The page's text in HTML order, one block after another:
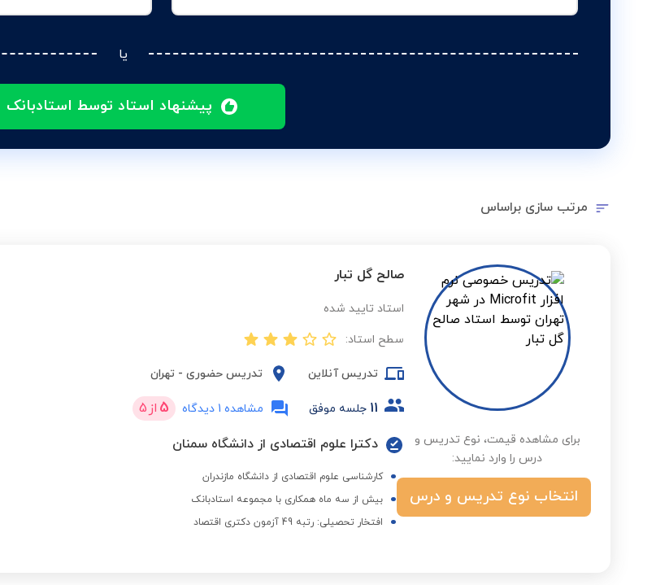
یا
پیشنهاد استاد توسط استادبانک
مرتب سازی براساس
برای مشاهده قیمت، نوع تدریس و
درس را وارد نمایید:
انتخاب نوع تدریس و درس
صالح گل تبار
استاد تایید شده
سطح استاد:
تدریس آنلاین تدریس حضوری - تهران
11 جلسه موفق مشاهده 1 دیدگاه 5 از 5
دکترا علوم اقتصادی از دانشگاه سمنان
کارشناسی علوم اقتصادی از دانشگاه مازندران
بیش از سه ماه همکاری با مجموعه استادبانک
افتخار تحصیلی: رتبه 49 آزمون دکتری اقتصاد